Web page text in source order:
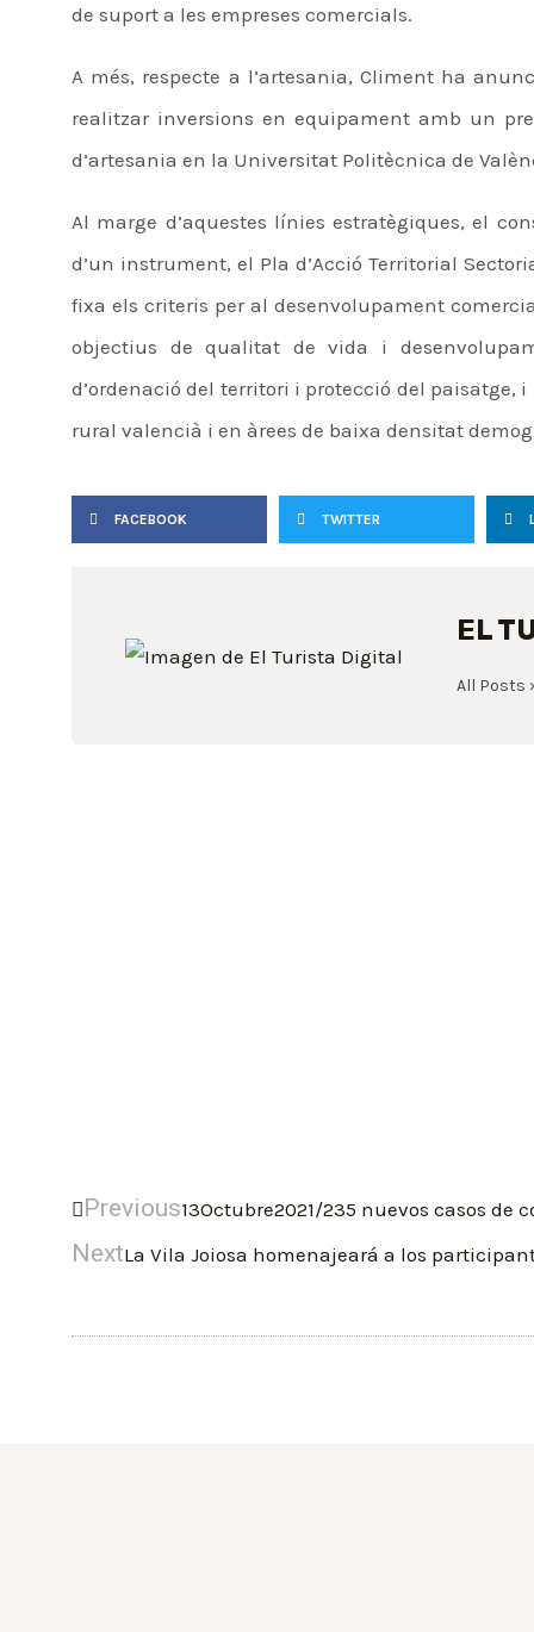
de suport a les empreses comercials.
A més, respecte a l’artesania, Climent ha
realitzar inversions en equipament amb un
d’artesania en la Universitat Politècnica de
Al marge d’aquestes línies estratègiques, el
d’un instrument, el Pla d’Acció Territorial
fixa els criteris per al desenvolupament
objectius de qualitat de vida i
d’ordenació del territori i protecció del paisatge,
rural valencià i en àrees de baixa densitat
FACEBOOK TWITTER
EL
All Posts
Previous13Octubre2021/235 nuevos casos
NextLa Vila Joiosa homenajeará a los